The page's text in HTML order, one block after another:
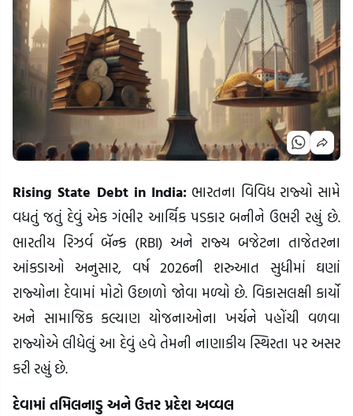
Rising State Debt in India: ભારતના વિવિધ રાજ્યો સામે
વધતું જતું દેવું એક ગંભીર આર્થિક પડકાર બનીને ઉભરી રહ્યું છે.
ભારતીય રિઝર્વ બૅન્ક (RBI) અને રાજ્ય બજેટના તાજેતરના
આંકડાઓ અનુસાર, વર્ષ 2026ની શરુઆત સુધીમાં ઘણાં
રાજ્યોના દેવામાં મોટો ઉછાળો જોવા મળ્યો છે. વિકાસલક્ષી કાર્યો
અને સામાજિક કલ્યાણ યોજનાઓના ખર્ચને પહોંચી વળવા
રાજ્યોએ લીધેલું આ દેવું હવે તેમની નાણાકીય સ્થિરતા પર અસર
કરી રહ્યું છે.
દેવામાં તમિલનાડુ અને ઉત્તર પ્રદેશ અવ્વલ